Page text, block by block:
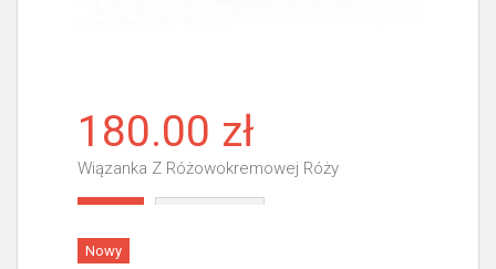
180.00 zł
Wiązanka Z Różowokremowej Róży
Nowy